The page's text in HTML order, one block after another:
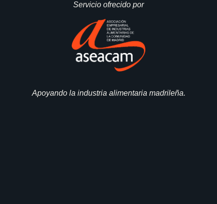
Servicio ofrecido por
Apoyando la industria alimentaria madrileña.